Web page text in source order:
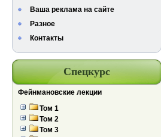
Ваша реклама на сайте
Разное
Контакты
Спецкурс
Фейнмановские лекции
Том 1
Том 2
Том 3